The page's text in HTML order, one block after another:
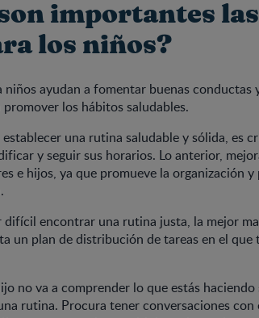
importantes
los niños?
niños ayudan a fomentar buenas conductas
promover los hábitos saludables.
una rutina saludable y sólida, es
y seguir sus horarios. Lo anterior,
e hijos, ya que promueve la organización
difícil encontrar una rutina justa, la mejor
un plan de distribución de tareas en el
no va a comprender lo que estás
rutina. Procura tener conversaciones